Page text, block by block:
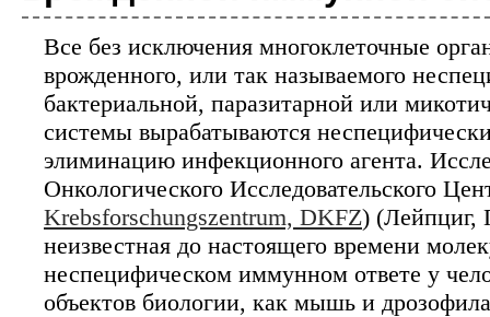
Биотехнология
Исследователи
вакцины от рака
Персонализированная медицина
каждого пациента в соответствии со
испытания позволяют надеяться, что
Биотехнология
Компания
секвенированию 2
Все без исключения многоклеточные
врожденного, или так называемого
бактериальной, паразитарной или
системы вырабатываются
элиминацию инфекционного агента.
Онкологического Исследовательского
Krebsforschungszentrum, DKFZ) (Лейпциг,
неизвестная до настоящего времени
неспецифическом иммунном ответе у
объектов биологии, как мышь и